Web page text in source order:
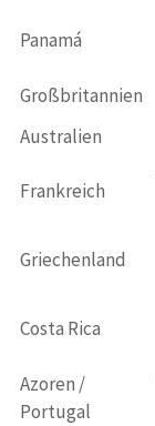
Panamá
Großbritannien
Australien
Frankreich
Griechenland
Costa Rica
Azoren /
Portugal